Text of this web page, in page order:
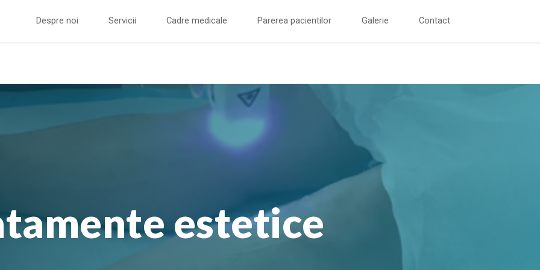
Despre noi Servicii Cadre medicale Parerea pacientilor Galerie Contact
estetice